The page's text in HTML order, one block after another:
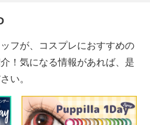
フが、コスプレにおすすめの
！気になる情報があれば、是
い。